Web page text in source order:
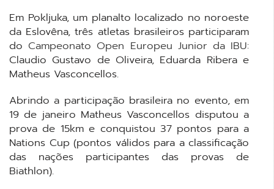
Em Pokljuka, um planalto localizado no noroeste
da Eslovêna, três atletas brasileiros participaram
doCampeonato Open Europeu Junior da IBU:
Claudio Gustavo de Oliveira, Eduarda Ribera e
Matheus Vasconcellos.
Abrindo a participação brasileira no evento, em
19 de janeiro Matheus Vasconcellos disputou a
prova de 15km e conquistou 37 pontos para a
Nations Cup (pontos válidos para a classificação
das nações participantes das provas de
Biathlon).